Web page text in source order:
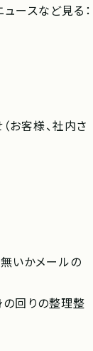
ースなど見る：
お客様、社内さ
いかメールの
回りの整理整